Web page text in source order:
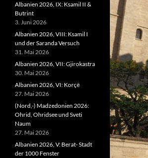
Albanien 2026, IX: Ksamil II &
Butrint
3. Juni 2026
Albanien 2026, VIII: Ksamil I
und der Saranda Versuch
31. Mai 2026
Albanien 2026, VII: Gjirokastra
30. Mai 2026
Albanien 2026, VI: Korçë
27. Mai 2026
(Nord,-) Madzedonien 2026:
Ohrid, Ohridsee und Sveti
Naum
27. Mai 2026
Albanien 2026, V: Berat- Stadt
der 1000 Fenster